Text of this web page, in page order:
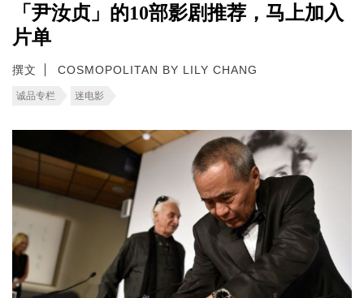
「尹汝贞」的10部影剧推荐，马上加入
片单
撰文 COSMOPOLITAN BY LILY CHANG
诚品专栏 迷电影